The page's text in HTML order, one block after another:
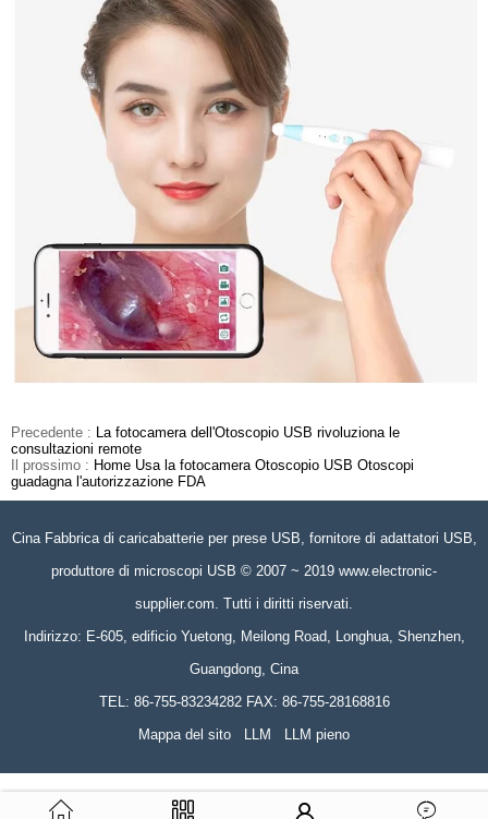
Precedente :
La fotocamera dell'Otoscopio USB rivoluziona le
consultazioni remote
Il prossimo : Home Usa la fotocamera Otoscopio USB Otoscopi
guadagna l'autorizzazione FDA
Cina Fabbrica di caricabatterie per prese USB, fornitore di adattatori USB,
produttore di microscopi USB © 2007 ~ 2019 www.electronic-
supplier.com. Tutti i diritti riservati.
Indirizzo: E-605, edificio Yuetong, Meilong Road, Longhua, Shenzhen,
Guangdong, Cina
TEL: 86-755-83234282 FAX: 86-755-28168816
Mappa del sito
LLM LLM pieno